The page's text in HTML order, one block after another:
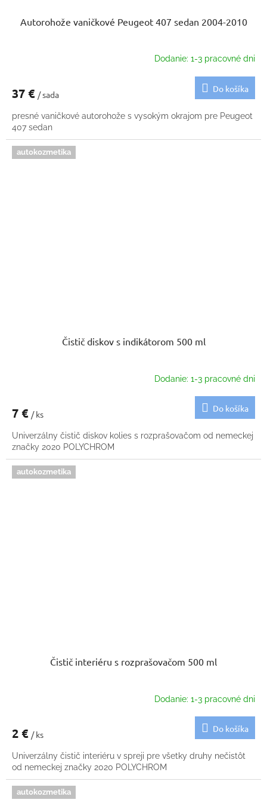
Autorohože vaničkové Peugeot 407 sedan 2004-2010
Dodanie: 1-3 pracovné dni
37 € / sada
Do košíka
presné vaničkové autorohože s vysokým okrajom pre Peugeot
407 sedan
autokozmetika
Čistič diskov s indikátorom 500 ml
Dodanie: 1-3 pracovné dni
7 € / ks
Do košíka
Univerzálny čistič diskov kolies s rozprašovačom od nemeckej
značky 2020 POLYCHROM
autokozmetika
Čistič interiéru s rozprašovačom 500 ml
Dodanie: 1-3 pracovné dni
2 € / ks
Do košíka
Univerzálny čistič interiéru v spreji pre všetky druhy nečistôt
od nemeckej značky 2020 POLYCHROM
autokozmetika